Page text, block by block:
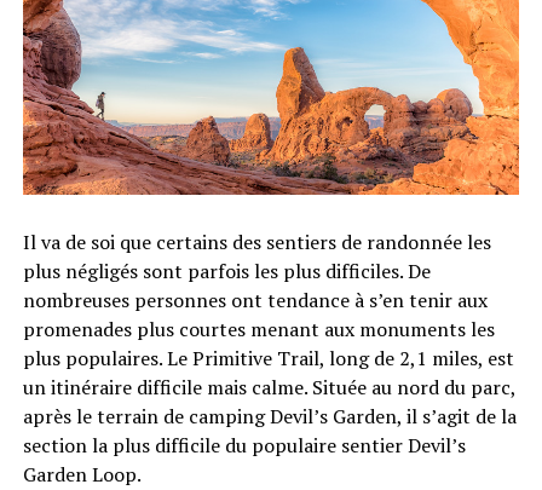
Il va de soi que certains des sentiers de randonnée les
plus négligés sont parfois les plus difficiles. De
nombreuses personnes ont tendance à s’en tenir aux
promenades plus courtes menant aux monuments les
plus populaires. Le Primitive Trail, long de 2,1 miles, est
un itinéraire difficile mais calme. Située au nord du parc,
après le terrain de camping Devil’s Garden, il s’agit de la
section la plus difficile du populaire sentier Devil’s
Garden Loop.